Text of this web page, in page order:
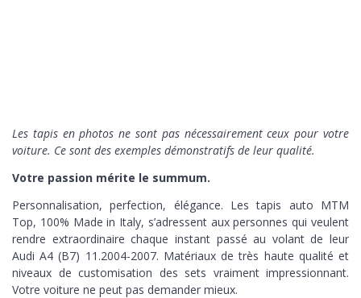
Les tapis en photos ne sont pas nécessairement ceux pour votre
voiture. Ce sont des exemples démonstratifs de leur qualité.
Votre passion mérite le summum.
Personnalisation, perfection, élégance. Les tapis auto MTM
Top, 100% Made in Italy, s’adressent aux personnes qui veulent
rendre extraordinaire chaque instant passé au volant de leur
Audi A4 (B7) 11.2004-2007. Matériaux de très haute qualité et
niveaux de customisation des sets vraiment impressionnant.
Votre voiture ne peut pas demander mieux.